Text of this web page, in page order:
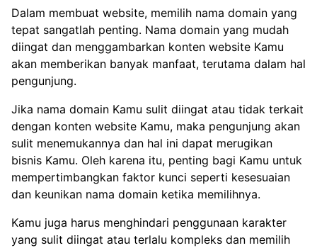
Dalam membuat website, memilih nama domain yang
tepat sangatlah penting. Nama domain yang mudah
diingat dan menggambarkan konten website Kamu
akan memberikan banyak manfaat, terutama dalam hal
pengunjung.
Jika nama domain Kamu sulit diingat atau tidak terkait
dengan konten website Kamu, maka pengunjung akan
sulit menemukannya dan hal ini dapat merugikan
bisnis Kamu. Oleh karena itu, penting bagi Kamu untuk
mempertimbangkan faktor kunci seperti kesesuaian
dan keunikan nama domain ketika memilihnya.
Kamu juga harus menghindari penggunaan karakter
yang sulit diingat atau terlalu kompleks dan memilih